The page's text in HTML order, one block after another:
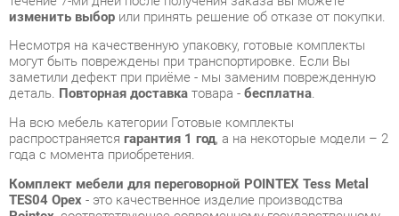
На всю мебель категории Готовые комплекты
года с момента приобретения.
Комплект мебели для переговорной POINTEX Tess Metal
TES04 Орех- это качественное изделие производства
стандарту.
Надеемся, вы останетесь довольны вашим приобретением, и
будем рады, если вы оставите отзыв об опыте его
использования, который поможет сориентироваться нашим
будущим покупателям.